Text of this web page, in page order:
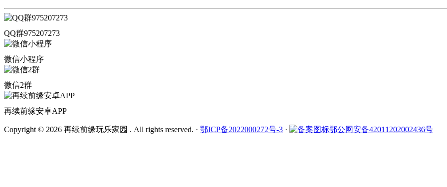
QQ群975207273
微信小程序
微信2群
再续前缘安卓APP
Copyright © 2026 再续前缘玩乐家园 . All rights reserved. · 鄂ICP备2022000272号-3 · 鄂公网安备42011202002436号